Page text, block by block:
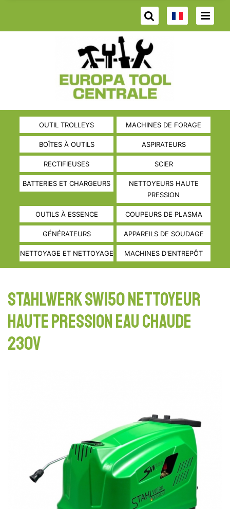
OUTIL TROLLEYS MACHINES DE FORAGE
BOÎTES À OUTILS ASPIRATEURS
RECTIFIEUSES SCIER
BATTERIES ET CHARGEURS
NETTOYEURS HAUTE
PRESSION
OUTILS À ESSENCE COUPEURS DE PLASMA
GÉNÉRATEURS APPAREILS DE SOUDAGE
NETTOYAGE ET NETTOYAGE MACHINES D'ENTREPÔT
STAHLWERK SW150 NETTOYEUR
HAUTE PRESSION EAU CHAUDE
230V